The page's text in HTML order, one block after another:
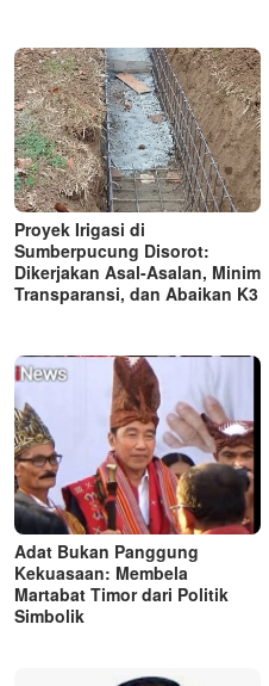
Proyek Irigasi di
Sumberpucung Disorot:
Dikerjakan Asal-Asalan, Minim
Transparansi, dan Abaikan K3
Adat Bukan Panggung
Kekuasaan: Membela
Martabat Timor dari Politik
Simbolik